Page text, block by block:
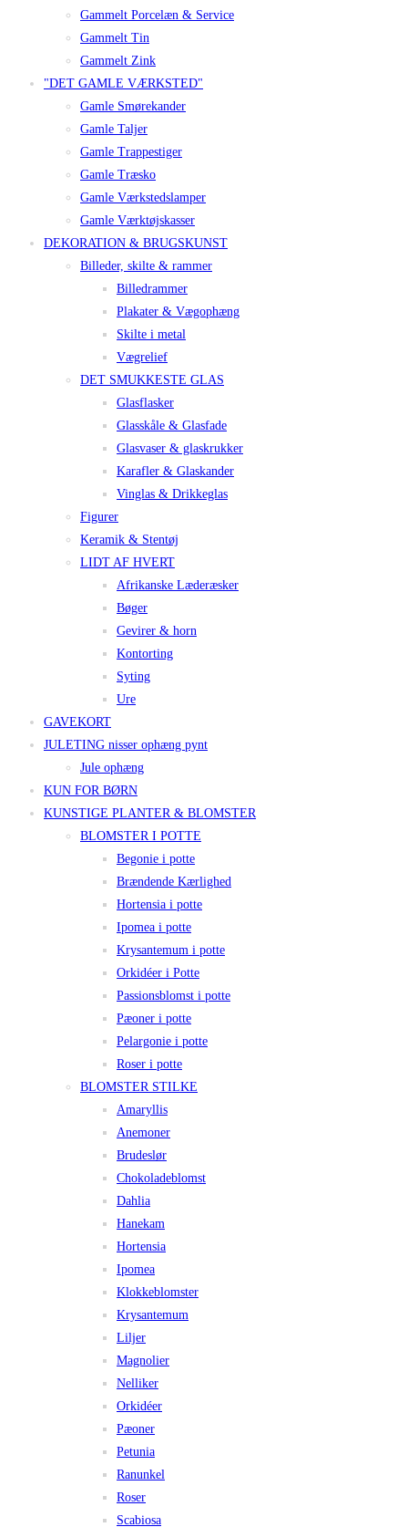
Gammelt Porcelæn & Service
Gammelt Tin
Gammelt Zink
"DET GAMLE VÆRKSTED"
Gamle Smørekander
Gamle Taljer
Gamle Trappestiger
Gamle Træsko
Gamle Værkstedslamper
Gamle Værktøjskasser
DEKORATION & BRUGSKUNST
Billeder, skilte & rammer
Billedrammer
Plakater & Vægophæng
Skilte i metal
Vægrelief
DET SMUKKESTE GLAS
Glasflasker
Glasskåle & Glasfade
Glasvaser & glaskrukker
Karafler & Glaskander
Vinglas & Drikkeglas
Figurer
Keramik & Stentøj
LIDT AF HVERT
Afrikanske Læderæsker
Bøger
Gevirer & horn
Kontorting
Syting
Ure
GAVEKORT
JULETING nisser ophæng pynt
Jule ophæng
KUN FOR BØRN
KUNSTIGE PLANTER & BLOMSTER
BLOMSTER I POTTE
Begonie i potte
Brændende Kærlighed
Hortensia i potte
Ipomea i potte
Krysantemum i potte
Orkidéer i Potte
Passionsblomst i potte
Pæoner i potte
Pelargonie i potte
Roser i potte
BLOMSTER STILKE
Amaryllis
Anemoner
Brudeslør
Chokoladeblomst
Dahlia
Hanekam
Hortensia
Ipomea
Klokkeblomster
Krysantemum
Liljer
Magnolier
Nelliker
Orkidéer
Pæoner
Petunia
Ranunkel
Roser
Scabiosa